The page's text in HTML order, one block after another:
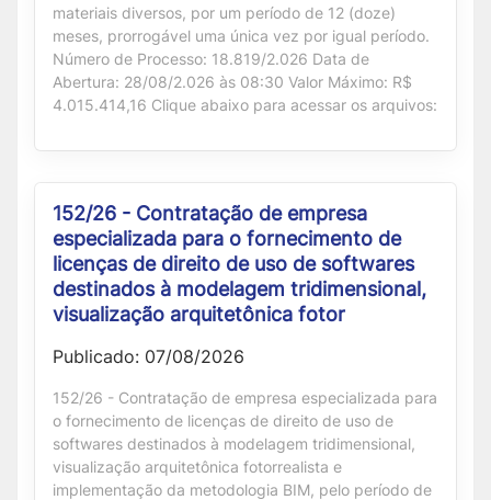
materiais diversos, por um período de 12 (doze)
meses, prorrogável uma única vez por igual período.
Número de Processo: 18.819/2.026 Data de
Abertura: 28/08/2.026 às 08:30 Valor Máximo: R$
4.015.414,16 Clique abaixo para acessar os arquivos:
152/26 - Contratação de empresa
especializada para o fornecimento de
licenças de direito de uso de softwares
destinados à modelagem tridimensional,
visualização arquitetônica fotor
Publicado: 07/08/2026
152/26 - Contratação de empresa especializada para
o fornecimento de licenças de direito de uso de
softwares destinados à modelagem tridimensional,
visualização arquitetônica fotorrealista e
implementação da metodologia BIM, pelo período de